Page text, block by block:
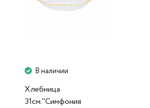
В наличии
Хлебница
31см."Симфония